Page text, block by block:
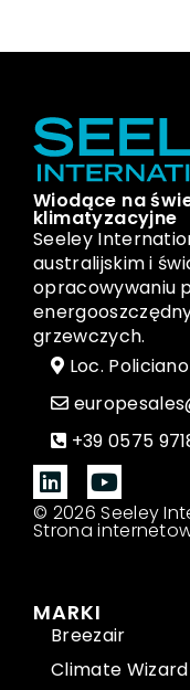
Wiodące na
klimatyzacyjne
Seeley
australijskim i
opracowywaniu
grzewczych.
Loc.
+39 0575
© 2026 Seeley
Strona
MARKI
Breezair
Climate Wizard